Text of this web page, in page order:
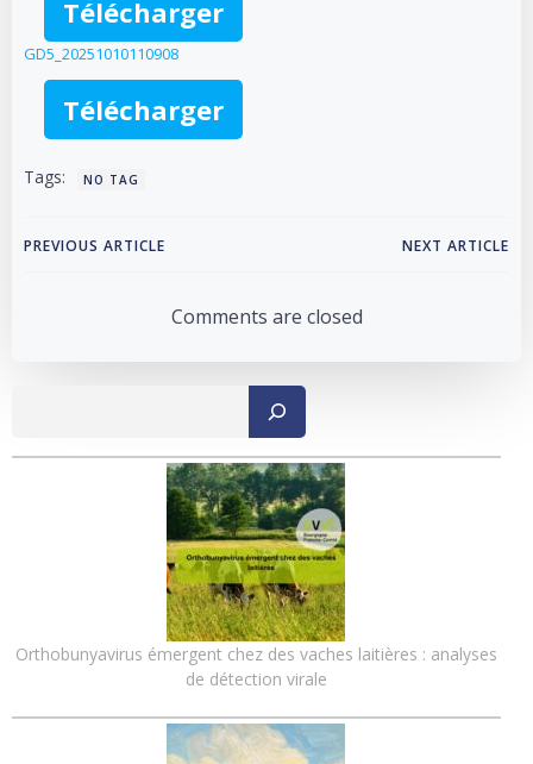
Télécharger
GD5_20251010110908
Télécharger
Tags: NO TAG
Post
navigation
PREVIOUS ARTICLE
navigation
NEXT ARTICLE
Comments are closed
Orthobunyavirus émergent chez des vaches laitières : analyses
de détection virale